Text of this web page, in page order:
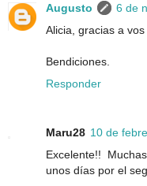
Augusto
6 de
Alicia, gracias a
Bendiciones.
Responder
Maru28 10 de
Excelente!!
unos días por el